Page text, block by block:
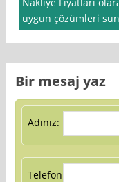
Nakliye Fiyatları
uygun çözümleri
Bir mesaj yaz
Adınız:
Telefon: